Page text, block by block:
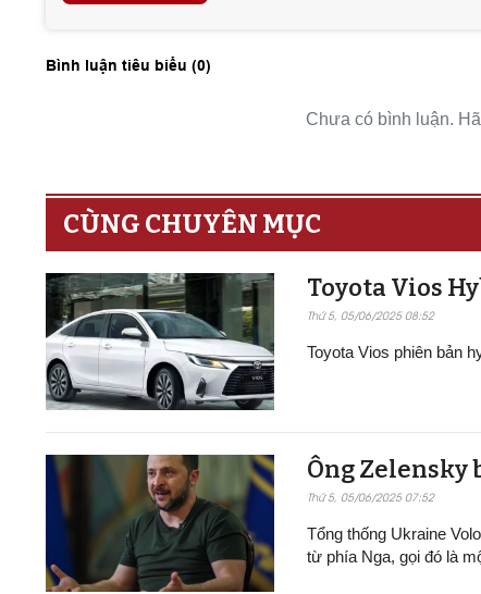
Bình luận tiêu biểu (0)
Chưa có bình luận.
CÙNG CHUYÊN MỤC
Toyota Vios
Thứ 5, 05/06/2025 08:52
Toyota Vios phiên bản
Ông Zelensky
Thứ 5, 05/06/2025 07:52
Tổng thống Ukraine
từ phía Nga, gọi đó là